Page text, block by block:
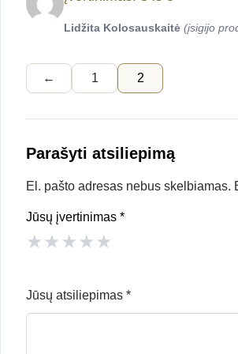
Lidžita Kolosauskaitė (įsigijo
← 1 2
Parašyti atsiliepimą
El. pašto adresas nebus skelbiamas.
Jūsų įvertinimas *
★★★★★
Jūsų atsiliepimas *